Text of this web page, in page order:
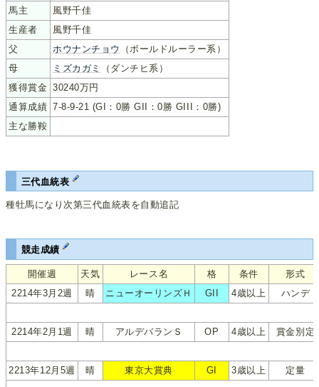
馬主
風野千佳
生産者
風野千佳
父
ホウナンチョウ
（ボールドルーラー系）
母
ミズカガミ
（ダンチヒ系）
獲得賞金 30240万円
通算成績 7-8-9-21 (GI：0勝 GII：0勝 GIII：0勝)
主な勝鞍
三代血統表
種牡馬になり次第三代血統表を自動追記
競走成績
開催週 天気 レース名 格 条件
形式
2214年3月2週
晴 ニューオーリンズＨ GII 4歳以上 ハンデ
2214年2月1週 晴 アルデバランＳ OP 4歳以上 賞金別定
2213年12月5週 晴 東京大賞典 GI 3歳以上 定量